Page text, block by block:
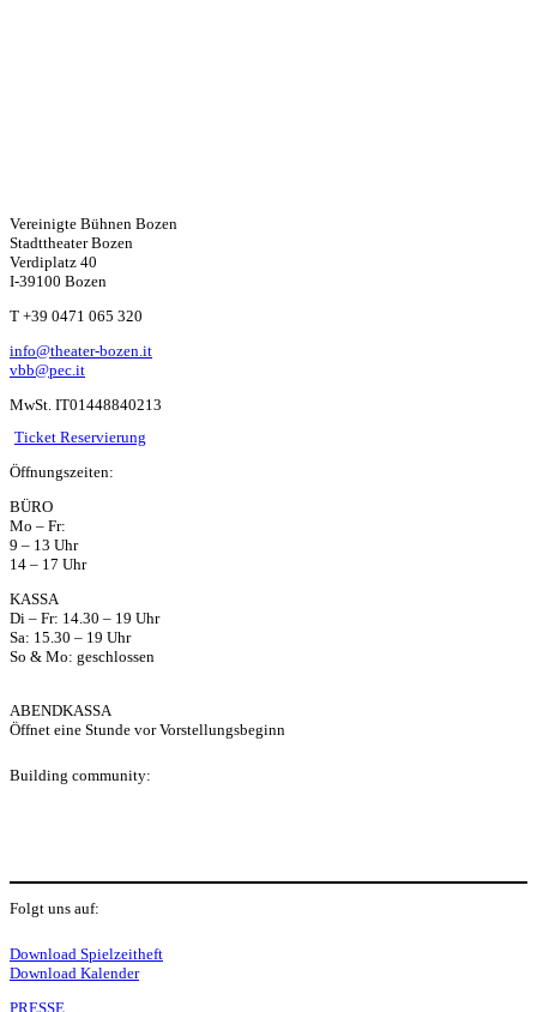
Vereinigte Bühnen Bozen
Stadttheater Bozen
Verdiplatz 40
I-39100 Bozen
T +39 0471 065 320
info@theater-bozen.it
vbb@pec.it
MwSt. IT01448840213
W
ha
ts
ap
p
Ticket Reservierung
Öffnungszeiten:
BÜRO
Mo – Fr:
9 – 13 Uhr
14 – 17 Uhr
KASSA
Di – Fr: 14.30 – 19 Uhr
Sa: 15.30 – 19 Uhr
So & Mo: geschlossen
ABENDKASSA
Öffnet eine Stunde vor Vorstellungsbeginn
Building community:
P
Folgt uns auf:
Y
Download Spielzeitheft
Download Kalender
PRESSE